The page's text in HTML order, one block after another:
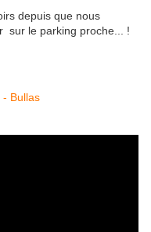
depuis que nous
sur le parking proche... !